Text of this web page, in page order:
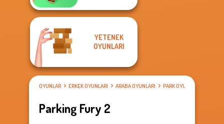
YETENEK
OYUNLARI
OYUNLAR ERKEK OYUNLARI ARABA OYUNLARI PARK OYUNLARI
Parking Fury 2